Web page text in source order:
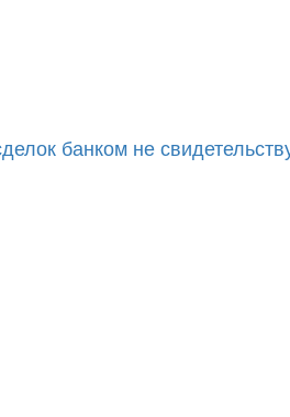
банком не